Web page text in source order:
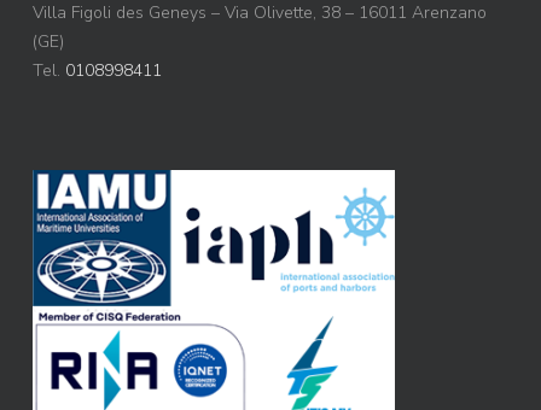
Villa Figoli des Geneys – Via Olivette, 38 – 16011 Arenzano
(GE)
Tel. 0108998411